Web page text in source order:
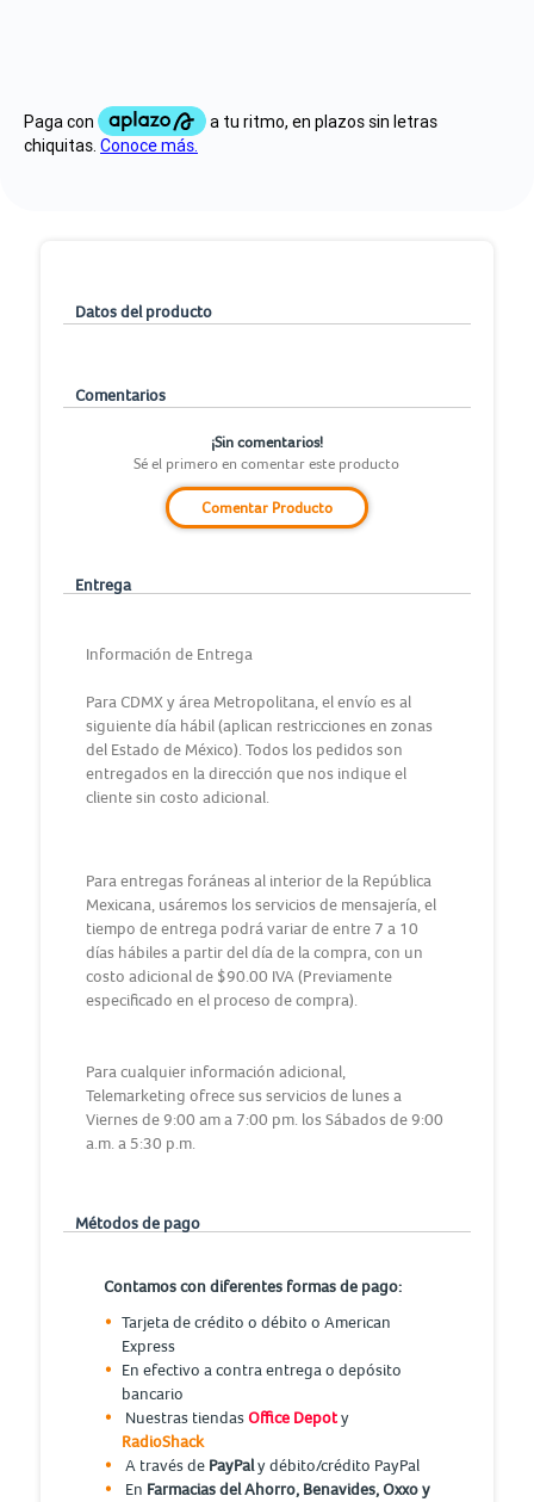
Datos del producto
Comentarios
¡Sin comentarios!
Sé el primero en comentar este producto
Comentar Producto
Entrega
Información de Entrega
Para CDMX y área Metropolitana, el envío es al
siguiente día hábil (aplican restricciones en zonas
del Estado de México). Todos los pedidos son
entregados en la dirección que nos indique el
cliente sin costo adicional.
Para entregas foráneas al interior de la República
Mexicana, usáremos los servicios de mensajería, el
tiempo de entrega podrá variar de entre 7 a 10
días hábiles a partir del día de la compra, con un
costo adicional de $90.00 IVA (Previamente
especificado en el proceso de compra).
Para cualquier información adicional,
Telemarketing ofrece sus servicios de lunes a
Viernes de 9:00 am a 7:00 pm. los Sábados de 9:00
a.m. a 5:30 p.m.
Métodos de pago
Contamos con diferentes formas de pago:
Tarjeta de crédito o débito o American
Express
En efectivo a contra entrega o depósito
bancario
Nuestras tiendasOffice Depoty
RadioShack
A través de PayPaly débito/crédito PayPal
En Farmacias del Ahorro, Benavides, Oxxo y